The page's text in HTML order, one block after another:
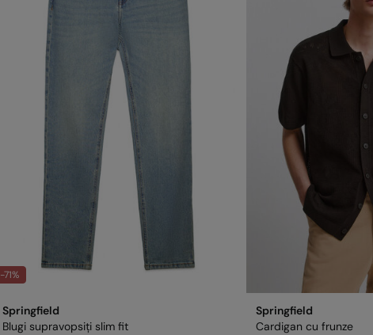
-71%
Springfield
Blugi supravopsiți slim fit
Springfield
Cardigan cu frunze